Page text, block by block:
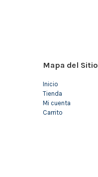
Mapa del Sitio
Inicio
Tienda
Mi cuenta
Carrito